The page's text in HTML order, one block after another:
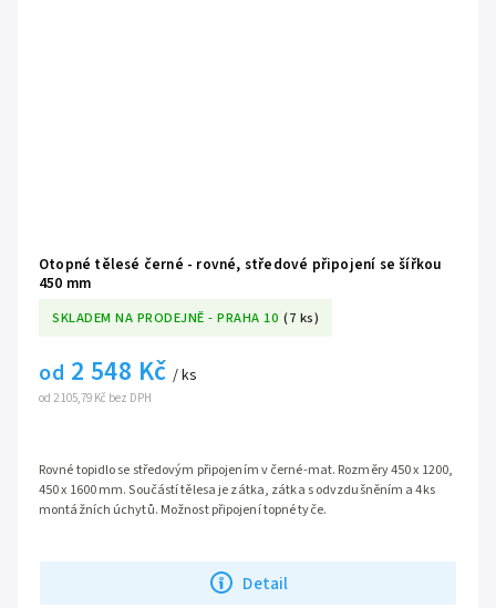
Otopné tělesé černé - rovné, středové připojení se šířkou
450 mm
SKLADEM NA PRODEJNĚ - PRAHA 10 (7 ks)
od 2 105,79 Kč bez DPH
od 2 548 Kč / ks
Detail
Rovné topidlo se středovým připojením v černé-mat. Rozměry 450 x 1200,
450 x 1600 mm. Součástí tělesa je zátka, zátka s odvzdušněním a 4ks
montážních úchytů. Možnost připojení topné tyče.